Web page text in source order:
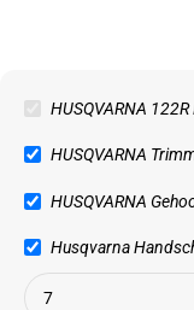
HUSQVARNA
HUSQVARNA
HUSQVARNA
Husqvarna